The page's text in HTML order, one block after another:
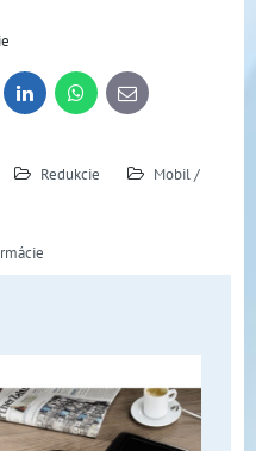
LinkedInWhatsApp
E-
mail
Redukcie
Mobil /